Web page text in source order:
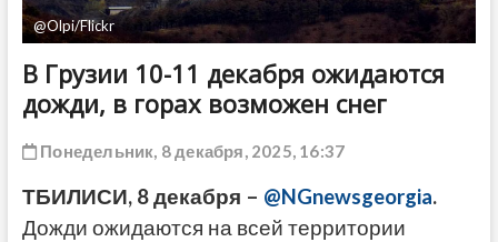
@Olpi/Flickr
В Грузии 10-11 декабря ожидаются
дожди, в горах возможен снег
Понедельник, 8 декабря, 2025, 16:37
ТБИЛИСИ, 8 декабря – @NGnewsgeorgia.
Дожди ожидаются на всей территории